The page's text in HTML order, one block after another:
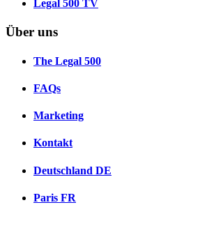
Legal 500 TV
Über uns
The Legal 500
FAQs
Marketing
Kontakt
Deutschland DE
Paris FR